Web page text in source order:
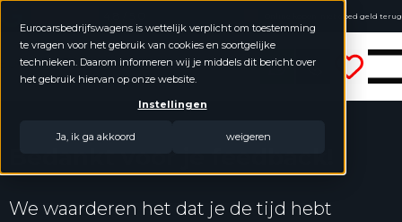
Eurocarsbedrijfswagens is wettelijk verplicht om toestemming
te vragen voor het gebruik van cookies en soortgelijke
technieken. Daarom informeren wij je middels dit bericht over
het gebruik hiervan op onze website.
Instellingen
Ja, ik ga akkoord weigeren
Online kopen, niet goed geld terug
Geen jaarcijfers nodig
Eurocars Bedrijfswagens
We waarderen het dat je de tijd hebt